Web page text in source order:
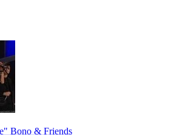
Bono & Friends